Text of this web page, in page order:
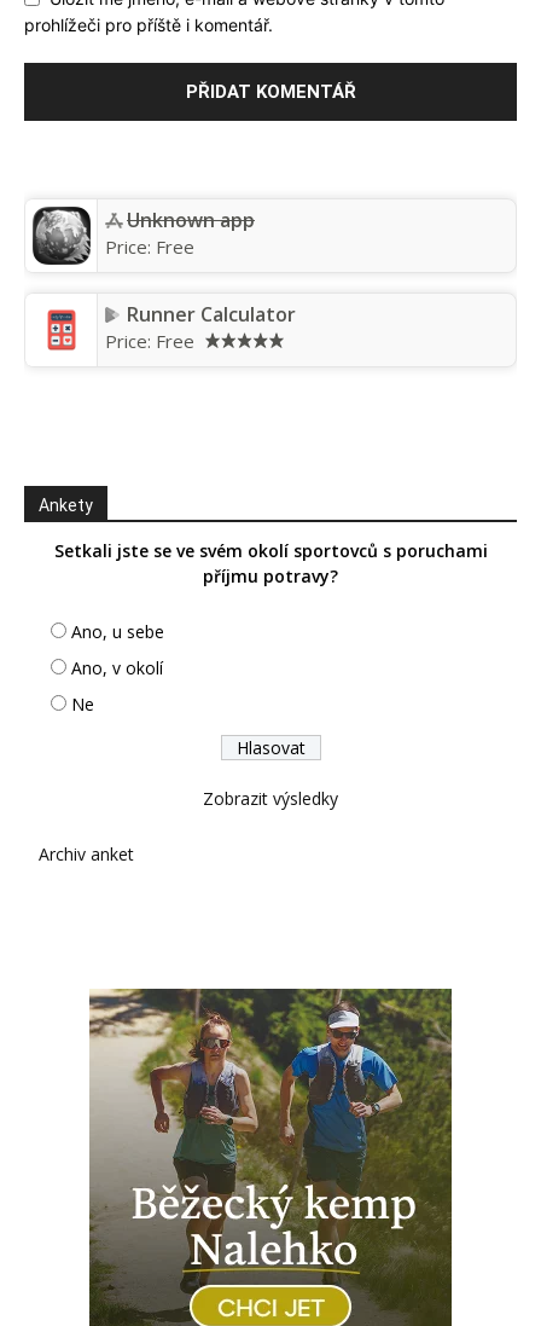
prohlížeči pro příště i komentář.
Unknown app
Price: Free
Runner Calculator
Price: Free
Ankety
Setkali jste se ve svém okolí sportovců s poruchami
příjmu potravy?
Ano, u sebe
Ano, v okolí
Ne
Zobrazit výsledky
Archiv anket